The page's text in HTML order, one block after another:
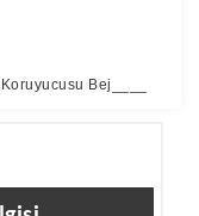
Bej____